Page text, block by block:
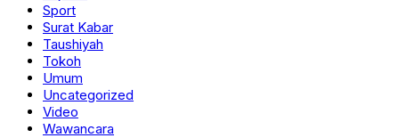
Sport
Surat Kabar
Taushiyah
Tokoh
Umum
Uncategorized
Video
Wawancara